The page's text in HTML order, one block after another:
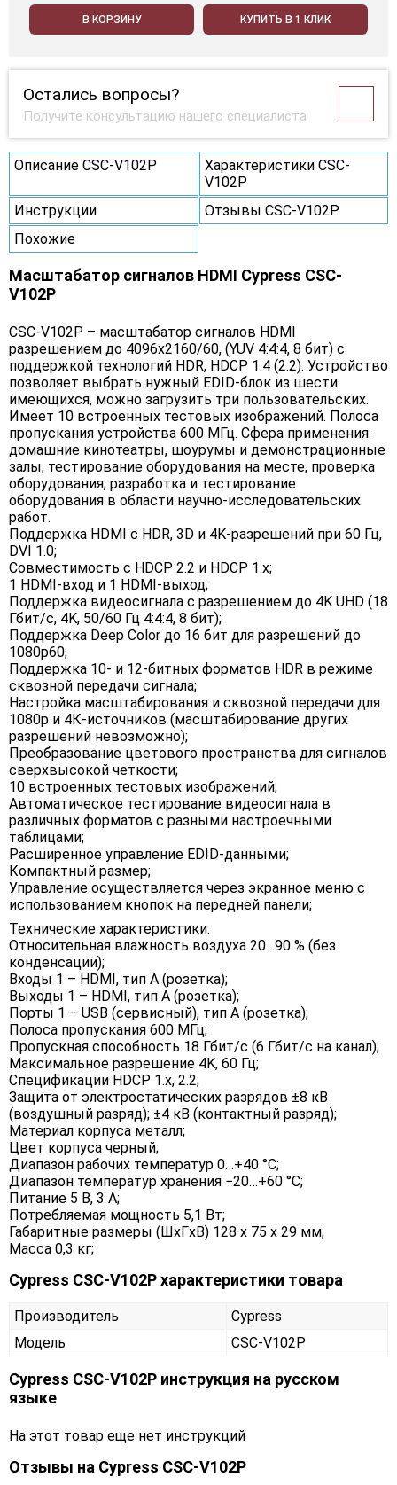
В КОРЗИНУ КУПИТЬ В 1 КЛИК
Остались вопросы?
Получите консультацию нашего специалиста
Описание CSC-V102P
Характеристики CSC-
V102P
Инструкции
Отзывы CSC-V102P
Похожие
Масштабатор сигналов HDMI Cypress CSC-
V102P
CSC-V102P – масштабатор сигналов HDMI
разрешением до 4096x2160/60, (YUV 4:4:4, 8 бит) с
поддержкой технологий HDR, HDCP 1.4 (2.2). Устройство
позволяет выбрать нужный EDID-блок из шести
имеющихся, можно загрузить три пользовательских.
Имеет 10 встроенных тестовых изображений. Полоса
пропускания устройства 600 МГц. Сфера применения:
домашние кинотеатры, шоурумы и демонстрационные
залы, тестирование оборудования на месте, проверка
оборудования, разработка и тестирование
оборудования в области научно-исследовательских
работ.
Поддержка HDMI с HDR, 3D и 4K-разрешений при 60 Гц,
DVI 1.0;
Совместимость с HDCP 2.2 и HDCP 1.x;
1 HDMI-вход и 1 HDMI-выход;
Поддержка видеосигнала с разрешением до 4K UHD (18
Гбит/с, 4K, 50/60 Гц 4:4:4, 8 бит);
Поддержка Deep Color до 16 бит для разрешений до
1080p60;
Поддержка 10- и 12-битных форматов HDR в режиме
сквозной передачи сигнала;
Настройка масштабирования и сквозной передачи для
1080p и 4К-источников (масштабирование других
разрешений невозможно);
Преобразование цветового пространства для сигналов
сверхвысокой четкости;
10 встроенных тестовых изображений;
Автоматическое тестирование видеосигнала в
различных форматов с разными настроечными
таблицами;
Расширенное управление EDID-данными;
Компактный размер;
Управление осуществляется через экранное меню с
использованием кнопок на передней панели;
Технические характеристики:
Относительная влажность воздуха 20…90 % (без
конденсации);
Входы 1 – HDMI, тип А (розетка);
Выходы 1 – HDMI, тип A (розетка);
Порты 1 – USB (сервисный), тип A (розетка);
Полоса пропускания 600 МГц;
Пропускная способность 18 Гбит/с (6 Гбит/с на канал);
Максимальное разрешение 4K, 60 Гц;
Спецификации HDCP 1.x, 2.2;
Защита от электростатических разрядов ±8 кВ
(воздушный разряд); ±4 кВ (контактный разряд);
Материал корпуса металл;
Цвет корпуса черный;
Диапазон рабочих температур 0…+40 °C;
Диапазон температур хранения −20…+60 °C;
Питание 5 В, 3 А;
Потребляемая мощность 5,1 Вт;
Габаритные размеры (ШxГxВ) 128 x 75 x 29 мм;
Масса 0,3 кг;
Cypress CSC-V102P характеристики товара
Производитель
Cypress
Модель
CSC-V102P
Cypress CSC-V102P инструкция на русском
языке
На этот товар еще нет инструкций
Отзывы на Cypress CSC-V102P